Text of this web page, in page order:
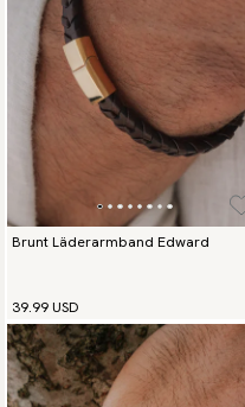
Brunt Läderarmband Edward
39.99 USD